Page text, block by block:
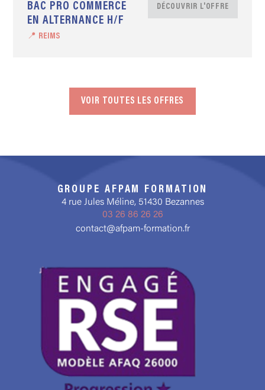
BAC PRO COMMERCE
EN ALTERNANCE H/F
📍 REIMS
DÉCOUVRIR L'OFFRE
VOIR TOUTES LES OFFRES
GROUPE AFPAM FORMATION
4 rue Jules Méline, 51430 Bezannes
03 26 86 26 26
contact@afpam-formation.fr